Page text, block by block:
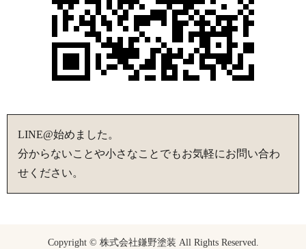
LINE@始めました。
分からないことや小さなことでもお気軽にお問い合わ
せください。
Copyright © 株式会社鎌野塗装 All Rights Reserved.